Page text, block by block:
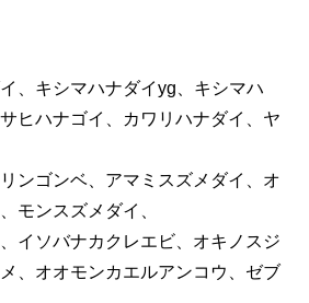
、キシマハナダイyg、キシマハ
ヒハナゴイ、カワリハナダイ、ヤ
ンゴンベ、アマミスズメダイ、オ
モンスズメダイ、
イソバナカクレエビ、オキノスジ
、オオモンカエルアンコウ、ゼブ